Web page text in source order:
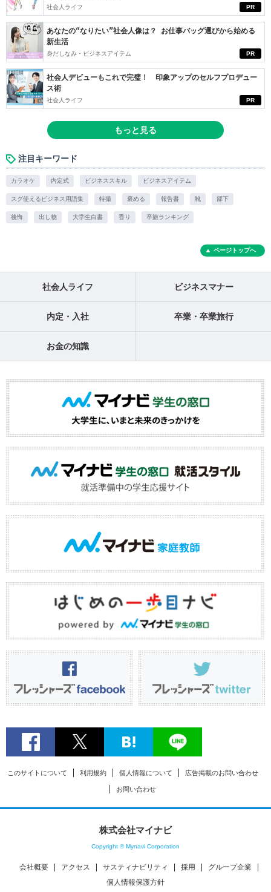
PR
社会人ライフ
PR
あなたの“なりたい”社会人像は？ お仕事バッグ選びから始める
新生活
身だしなみ・ビジネスアイテム
PR
社会人デビューもこれで完璧！ 印象アップのセルフプロデュー
ス術
社会人ライフ
もっと見る
注目キーワード
カラオケ 内定式 ビジネススキル ビジネスアイテム
スグ使えるビジネス用語集 特撮 褒める 報告書 靴 部下
後悔 出し物 大学生白書 香り 卒旅ランキング
ページトップへ
社会人ライフ ビジネスマナー
内定・入社 卒業・卒業旅行
お金の知識
このサイトについて 利用規約 個人情報について 広告掲載のお問い合わせ
お問い合わせ
株式会社マイナビ
Copyright © Mynavi Corporation
会社概要 アクセス サスティナビリティ 採用
グループ企業
個人情報保護方針